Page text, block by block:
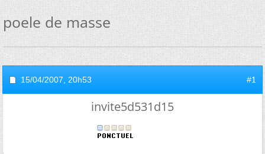
poele de masse
15/04/2007, 20h53 #1
invite5d531d15